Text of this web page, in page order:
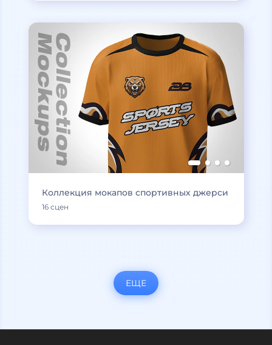
Коллекция мокапов спортивных джерси
16 сцен
ЕЩЕ